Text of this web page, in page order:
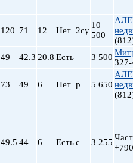
120 71 12 Нет 2су
10
500
49 42.3 20.8 Есть 3 500
73 49 6 Нет р 5 650
49.5 44 6 Естьс 3 255